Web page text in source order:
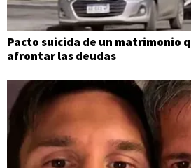
Pacto suicida de un matrimonio
afrontar las deudas